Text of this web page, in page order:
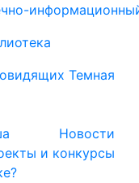
Темная
Новости
и конкурсы